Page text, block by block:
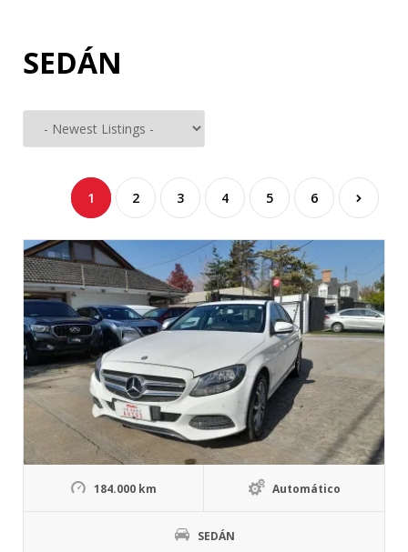
SEDÁN
1 2 3 4 5 6
184.000 km Automático
SEDÁN